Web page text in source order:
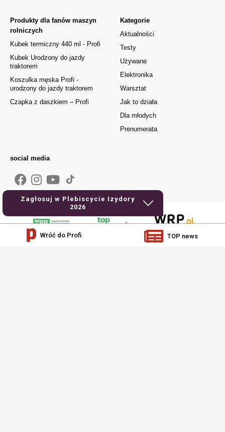
Zagłosuj w Plebiscycie Izydory
2026
Kategorie
Aktualności
Testy
Używane
Elektronika
Warsztat
Jak to działa
Dla młodych
Prenumerata
Produkty dla fanów maszyn
rolniczych
Kubek termiczny 440 ml - Profi
Kubek Urodzony do jazdy
traktorem
Koszulka męska Profi -
urodzony do jazdy traktorem
Czapka z daszkiem – Profi
social media
Wróć do Profi TOP news